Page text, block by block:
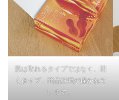
蓋は取れるタイプではなく、開
くタイプ。商品説明が描かれて
います。